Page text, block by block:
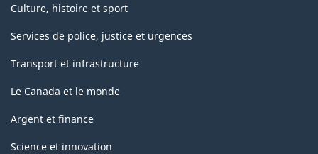
Culture, histoire et sport
Services de police, justice et urgences
Transport et infrastructure
Le Canada et le monde
Argent et finance
Science et innovation